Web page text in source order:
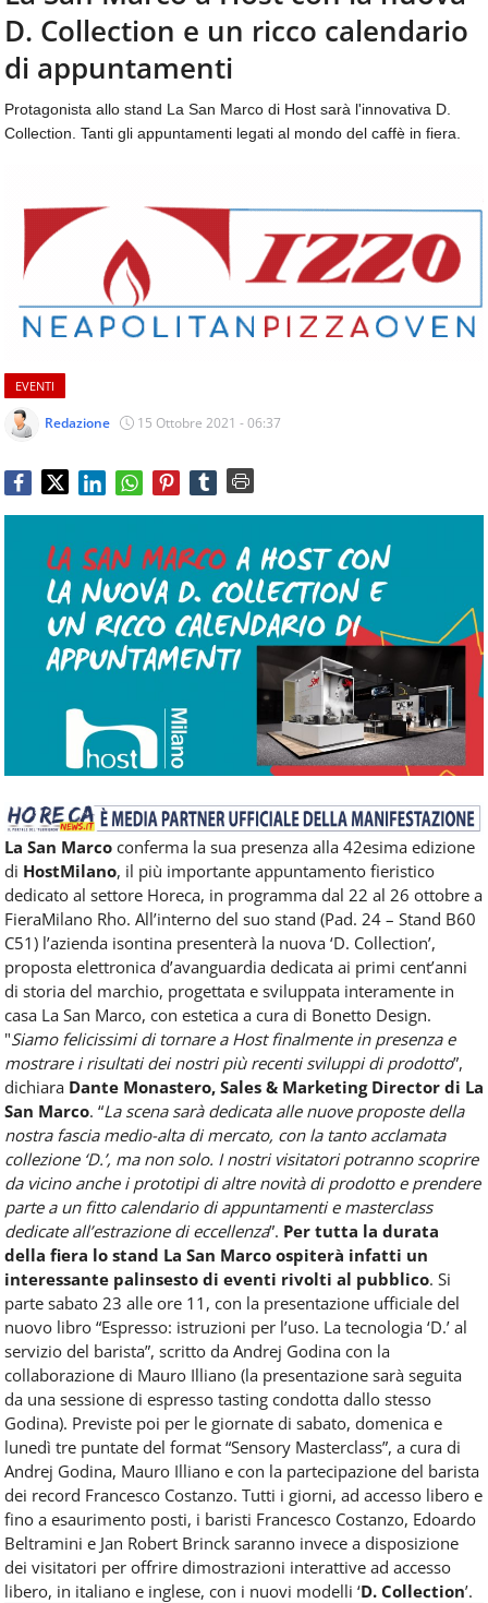
aggiornamenti
quotidiani
su
temi
come
ospitalità,
beverage,
catering
e
quotidiani
sul
dell'alimentazione,
dei
consumi
del
Food
Service
tutte
novità
comparto
Horeca.
CONTATTI
D. Collection e un ricco calendario
di appuntamenti
Protagonista allo stand La San Marco di Host sarà l'innovativa D.
Collection. Tanti gli appuntamenti legati al mondo del caffè in fiera.
EVENTI
Redazione 15 Ottobre 2021 - 06:37
La San Marco conferma la sua presenza alla 42esima edizione
di HostMilano, il più importante appuntamento fieristico
dedicato al settore Horeca, in programma dal 22 al 26 ottobre a
FieraMilano Rho. All’interno del suo stand (Pad. 24 – Stand B60
C51) l’azienda isontina presenterà la nuova ‘D. Collection’,
proposta elettronica d’avanguardia dedicata ai primi cent’anni
di storia del marchio, progettata e sviluppata interamente in
casa La San Marco, con estetica a cura di Bonetto Design.
"Siamo felicissimi di tornare a Host finalmente in presenza e
mostrare i risultati dei nostri più recenti sviluppi di prodotto”,
dichiara Dante Monastero, Sales & Marketing Director di La
San Marco. “La scena sarà dedicata alle nuove proposte della
nostra fascia medio-alta di mercato, con la tanto acclamata
collezione ‘D.’, ma non solo. I nostri visitatori potranno scoprire
da vicino anche i prototipi di altre novità di prodotto e prendere
parte a un fitto calendario di appuntamenti e masterclass
dedicate all’estrazione di eccellenza”. Per tutta la durata
della fiera lo stand La San Marco ospiterà infatti un
interessante palinsesto di eventi rivolti al pubblico. Si
parte sabato 23 alle ore 11, con la presentazione ufficiale del
nuovo libro “Espresso: istruzioni per l’uso. La tecnologia ‘D.’ al
servizio del barista”, scritto da Andrej Godina con la
collaborazione di Mauro Illiano (la presentazione sarà seguita
da una sessione di espresso tasting condotta dallo stesso
Godina). Previste poi per le giornate di sabato, domenica e
lunedì tre puntate del format “Sensory Masterclass”, a cura di
Andrej Godina, Mauro Illiano e con la partecipazione del barista
dei record Francesco Costanzo. Tutti i giorni, ad accesso libero e
fino a esaurimento posti, i baristi Francesco Costanzo, Edoardo
Beltramini e Jan Robert Brinck saranno invece a disposizione
dei visitatori per offrire dimostrazioni interattive ad accesso
libero, in italiano e inglese, con i nuovi modelli ‘D. Collection’.